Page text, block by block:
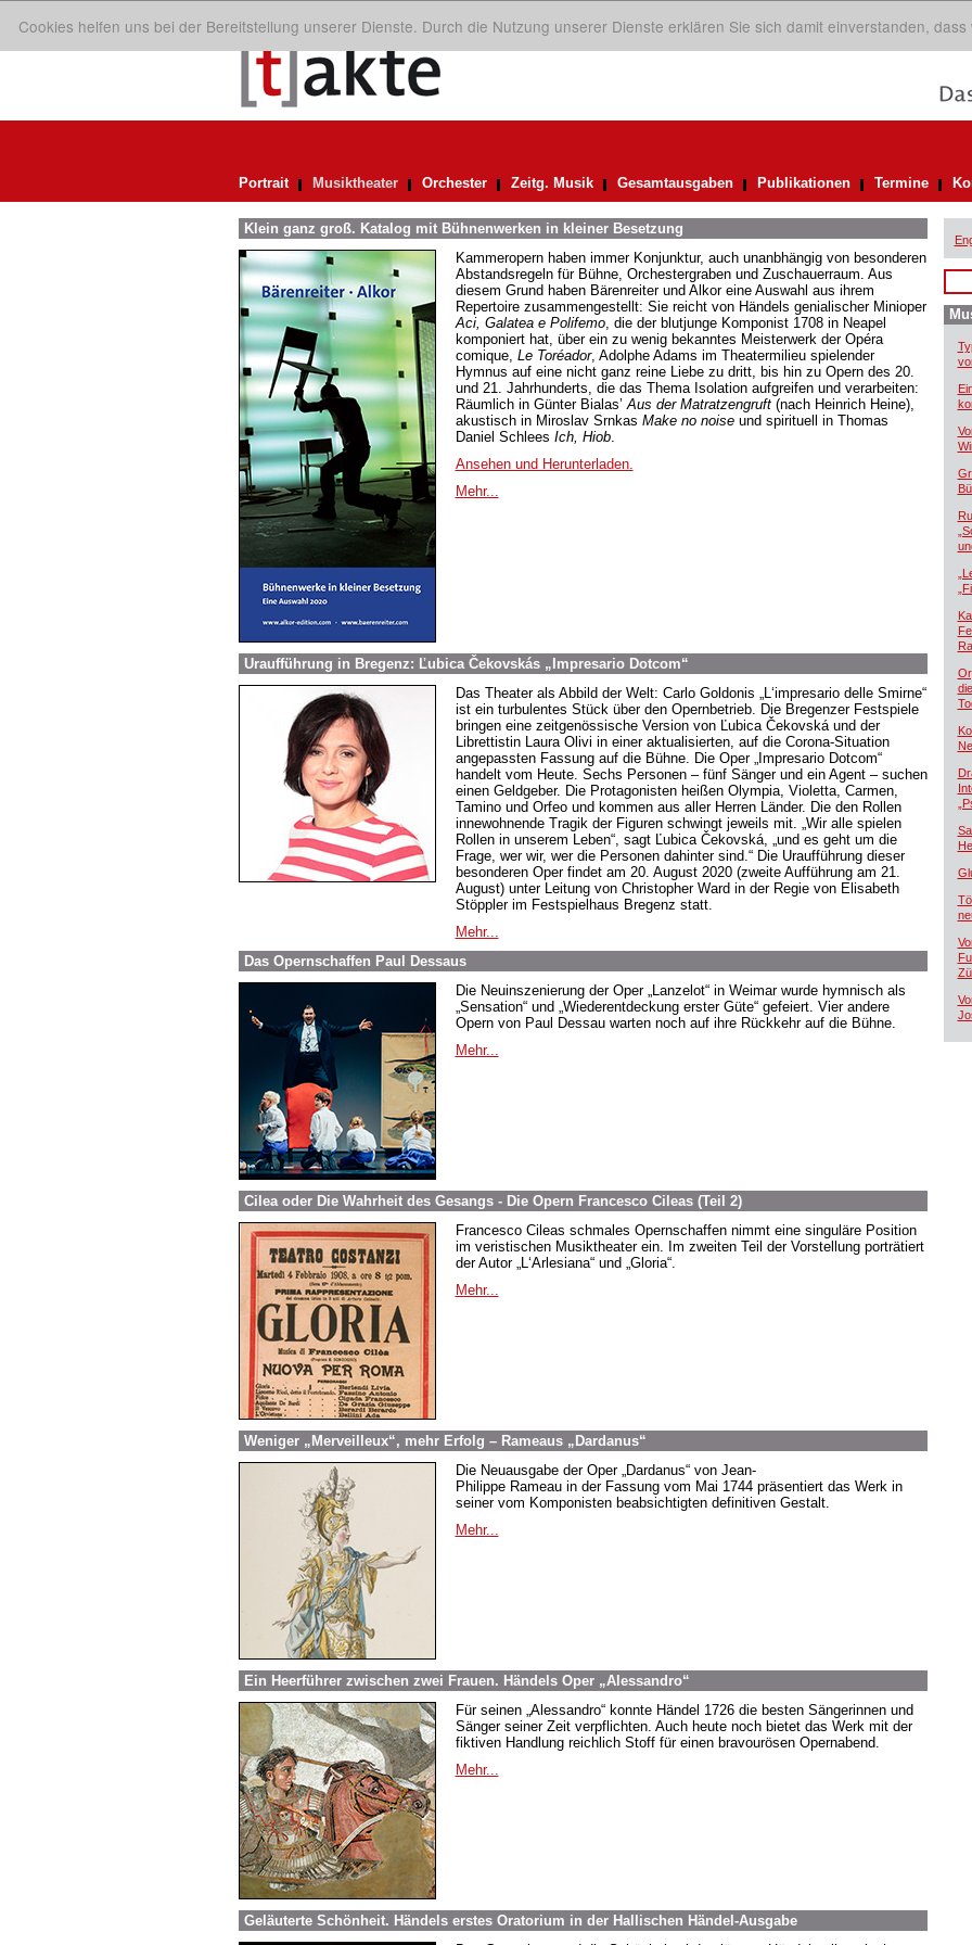
Cookies helfen uns bei der Bereitstellung unserer Dienste. Durch die Nutzung unserer Dienste erklären Sie sich damit einverstanden, dass
Portrait Musiktheater Orchester Zeitg. Musik Gesamtausgaben Publikationen Termine
Klein ganz groß. Katalog mit Bühnenwerken in kleiner Besetzung
Kammeropern haben immer Konjunktur, auch unanbhängig von besonderen
Abstandsregeln für Bühne, Orchestergraben und Zuschauerraum. Aus
diesem Grund haben Bärenreiter und Alkor eine Auswahl aus ihrem
Repertoire zusammengestellt: Sie reicht von Händels genialischer Minioper
Aci, Galatea e Polifemo, die der blutjunge Komponist 1708 in Neapel
komponiert hat, über ein zu wenig bekanntes Meisterwerk der Opéra
comique, Le Toréador, Adolphe Adams im Theatermilieu spielender
Hymnus auf eine nicht ganz reine Liebe zu dritt, bis hin zu Opern des 20.
und 21. Jahrhunderts, die das Thema Isolation aufgreifen und verarbeiten:
Räumlich in Günter Bialas’Aus der Matratzengruft(nach Heinrich Heine),
akustisch in Miroslav Srnkas Make no noiseund spirituell in Thomas
Daniel Schlees Ich, Hiob.
Ansehen und Herunterladen.
Mehr...
Uraufführung in Bregenz: Ľubica Čekovskás „Impresario Dotcom“
Das Theater als Abbild der Welt: Carlo Goldonis „L‘impresario delle Smirne“
ist ein turbulentes Stück über den Opernbetrieb. Die Bregenzer Festspiele
bringen eine zeitgenössische Version von Ľubica Čekovská und der
Librettistin Laura Olivi in einer aktualisierten, auf die Corona-Situation
angepassten Fassung auf die Bühne. Die Oper „Impresario Dotcom“
handelt vom Heute. Sechs Personen – fünf Sänger und ein Agent – suchen
einen Geldgeber. Die Protagonisten heißen Olympia, Violetta, Carmen,
Tamino und Orfeo und kommen aus aller Herren Länder. Die den Rollen
innewohnende Tragik der Figuren schwingt jeweils mit. „Wir alle spielen
Rollen in unserem Leben“, sagt Ľubica Čekovská, „und es geht um die
Frage, wer wir, wer die Personen dahinter sind.“ Die Uraufführung dieser
besonderen Oper findet am 20. August 2020 (zweite Aufführung am 21.
August) unter Leitung von Christopher Ward in der Regie von Elisabeth
Stöppler im Festspielhaus Bregenz statt.
Mehr...
Das Opernschaffen Paul Dessaus
Die Neuinszenierung der Oper „Lanzelot“ in Weimar wurde hymnisch als
„Sensation“ und „Wiederentdeckung erster Güte“ gefeiert. Vier andere
Opern von Paul Dessau warten noch auf ihre Rückkehr auf die Bühne.
Mehr...
Cilea oder Die Wahrheit des Gesangs - Die Opern Francesco Cileas (Teil 2)
Francesco Cileas schmales Opernschaffen nimmt eine singuläre Position
im veristischen Musiktheater ein. Im zweiten Teil der Vorstellung porträtiert
der Autor „L‘Arlesiana“ und „Gloria“.
Mehr...
Weniger „Merveilleux“, mehr Erfolg – Rameaus „Dardanus“
Die Neuausgabe der Oper „Dardanus“ von Jean-
Philippe Rameau in der Fassung vom Mai 1744 präsentiert das Werk in
seiner vom Komponisten beabsichtigten definitiven Gestalt.
Mehr...
Ein Heerführer zwischen zwei Frauen. Händels Oper „Alessandro“
Für seinen „Alessandro“ konnte Händel 1726 die besten Sängerinnen und
Sänger seiner Zeit verpflichten. Auch heute noch bietet das Werk mit der
fiktiven Handlung reichlich Stoff für einen bravourösen Opernabend.
Mehr...
Geläuterte Schönheit. Händels erstes Oratorium in der Hallischen Händel-Ausgabe